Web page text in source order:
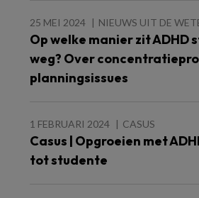
25 MEI 2024 NIEUWS UIT DE
Op welke manier zit ADHD
weg? Over
planningsissues
1 FEBRUARI 2024 CASUS
Casus | Opgroeien met
tot studente